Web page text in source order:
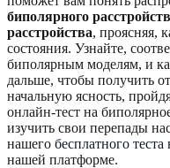
биполярного
расстройства, проясняя,
состояния. Узнайте,
биполярным моделям, и
дальше, чтобы получить
начальную ясность,
онлайн-тест на
изучить свои перепады
нашего бесплатного
нашей платформе.